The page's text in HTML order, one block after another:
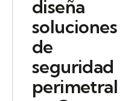
diseña
soluciones
de
seguridad
perimetral